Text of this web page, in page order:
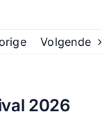
Volgende
2026